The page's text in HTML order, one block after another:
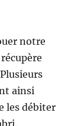
notre
ainsi
les débiter